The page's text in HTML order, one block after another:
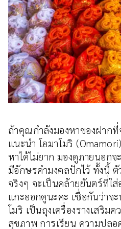
ถ้าคุณกำลังมองหาของฝากที่
แนะนำ โอมาโมริ
หาได้ไม่ยาก มองดูภายนอก
มีอักษรคำมงคลปักไว้ ทั้งนี้ ตั
จริงๆ จะเป็นคล้ายยันตร์ที่ใ
แกะออกดูนะคะ เชื่อกันว่าจ
โมริ เป็นถุงเครื่องรางเสริม
สุขภาพ การเรียน ความปลอ